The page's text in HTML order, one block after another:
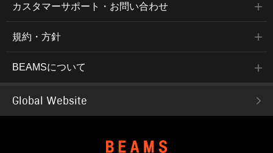
カスタマーサポート・お問い合わせ
規約・方針
BEAMSについて
Global Website